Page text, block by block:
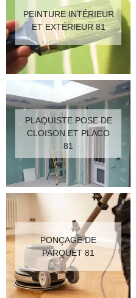
PEINTURE INTÉRIEUR
ET EXTÉRIEUR 81
PLAQUISTE POSE DE
CLOISON ET PLACO
81
PONÇAGE DE
PARQUET 81